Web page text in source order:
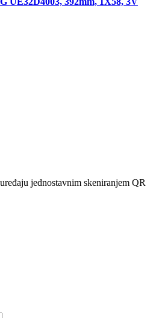
jednostavnim skeniranjem QR